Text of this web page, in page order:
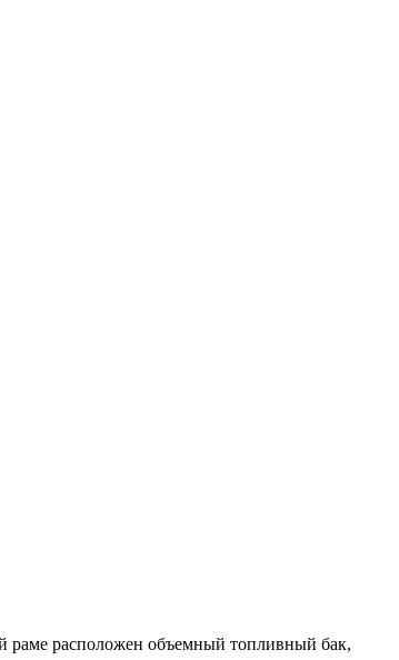
раме расположен объемный топливный бак,